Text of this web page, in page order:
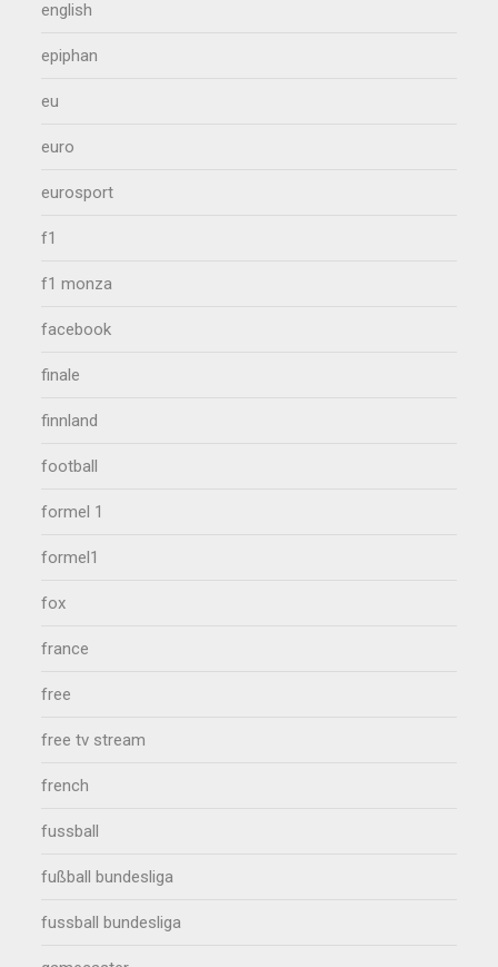
english
epiphan
eu
euro
eurosport
f1
f1 monza
facebook
finale
finnland
football
formel 1
formel1
fox
france
free
free tv stream
french
fussball
fußball bundesliga
fussball bundesliga